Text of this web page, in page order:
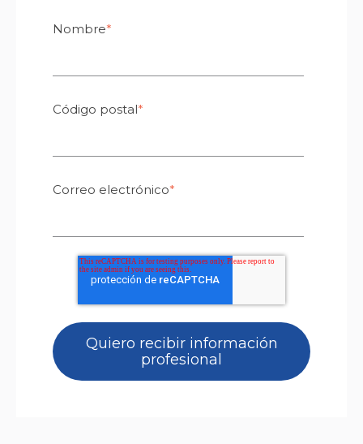
Nombre*
Código postal*
Correo electrónico*